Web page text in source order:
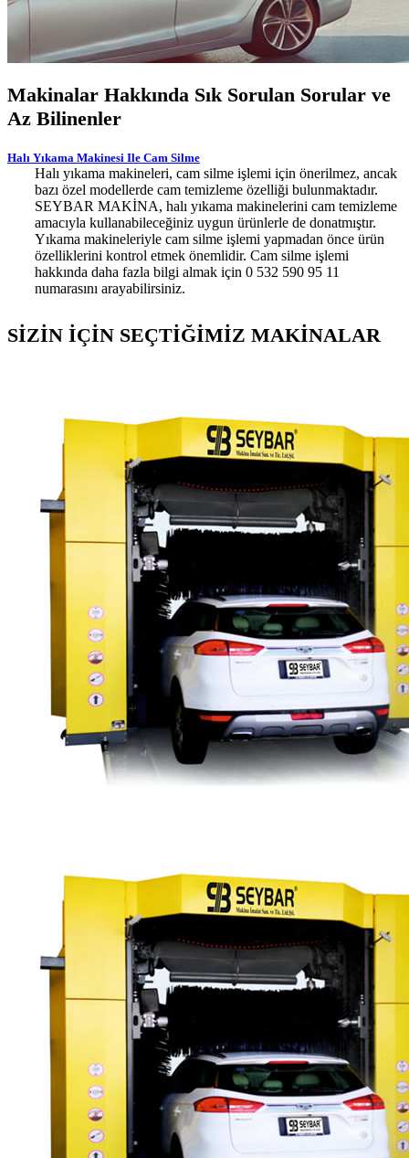
Makinalar Hakkında Sık Sorulan Sorular ve
Az Bilinenler
Halı Yıkama Makinesi Ile Cam Silme
Halı yıkama makineleri, cam silme işlemi için önerilmez, ancak
bazı özel modellerde cam temizleme özelliği bulunmaktadır.
SEYBAR MAKİNA, halı yıkama makinelerini cam temizleme
amacıyla kullanabileceğiniz uygun ürünlerle de donatmıştır.
Yıkama makineleriyle cam silme işlemi yapmadan önce ürün
özelliklerini kontrol etmek önemlidir. Cam silme işlemi
hakkında daha fazla bilgi almak için 0 532 590 95 11
numarasını arayabilirsiniz.
SİZİN İÇİN SEÇTİĞİMİZ MAKİNALAR